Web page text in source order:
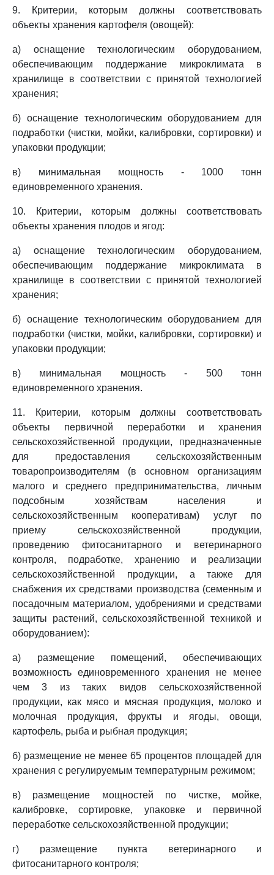
9. Критерии, которым должны соответствовать
объекты хранения картофеля (овощей):
а) оснащение технологическим оборудованием,
обеспечивающим поддержание микроклимата в
хранилище в соответствии с принятой технологией
хранения;
б) оснащение технологическим оборудованием для
подработки (чистки, мойки, калибровки, сортировки) и
упаковки продукции;
в) минимальная мощность - 1000 тонн
единовременного хранения.
10. Критерии, которым должны соответствовать
объекты хранения плодов и ягод:
а) оснащение технологическим оборудованием,
обеспечивающим поддержание микроклимата в
хранилище в соответствии с принятой технологией
хранения;
б) оснащение технологическим оборудованием для
подработки (чистки, мойки, калибровки, сортировки) и
упаковки продукции;
в) минимальная мощность - 500 тонн
единовременного хранения.
11. Критерии, которым должны соответствовать
объекты первичной переработки и хранения
сельскохозяйственной продукции, предназначенные
для предоставления сельскохозяйственным
товаропроизводителям (в основном организациям
малого и среднего предпринимательства, личным
подсобным хозяйствам населения и
сельскохозяйственным кооперативам) услуг по
приему сельскохозяйственной продукции,
проведению фитосанитарного и ветеринарного
контроля, подработке, хранению и реализации
сельскохозяйственной продукции, а также для
снабжения их средствами производства (семенным и
посадочным материалом, удобрениями и средствами
защиты растений, сельскохозяйственной техникой и
оборудованием):
а) размещение помещений, обеспечивающих
возможность единовременного хранения не менее
чем 3 из таких видов сельскохозяйственной
продукции, как мясо и мясная продукция, молоко и
молочная продукция, фрукты и ягоды, овощи,
картофель, рыба и рыбная продукция;
б) размещение не менее 65 процентов площадей для
хранения с регулируемым температурным режимом;
в) размещение мощностей по чистке, мойке,
калибровке, сортировке, упаковке и первичной
переработке сельскохозяйственной продукции;
г) размещение пункта ветеринарного и
фитосанитарного контроля;